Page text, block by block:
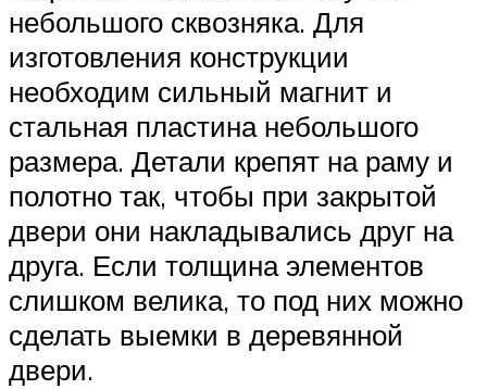
небольшого сквозняка. Для
изготовления конструкции
необходим сильный магнит и
стальная пластина небольшого
размера. Детали крепят на раму и
полотно так, чтобы при закрытой
двери они накладывались друг на
друга. Если толщина элементов
слишком велика, то под них можно
сделать выемки в деревянной
двери.